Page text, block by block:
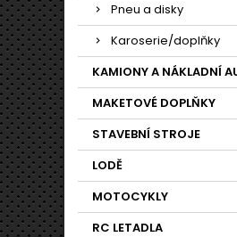
Pneu a disky
Karoserie/doplňky
KAMIONY A NÁKLADNÍ
MAKETOVÉ DOPLŇKY
STAVEBNÍ STROJE
LODĚ
MOTOCYKLY
RC LETADLA